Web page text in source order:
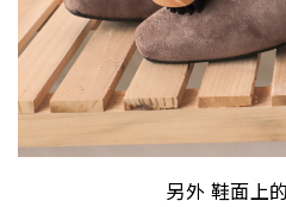
另外 鞋面上